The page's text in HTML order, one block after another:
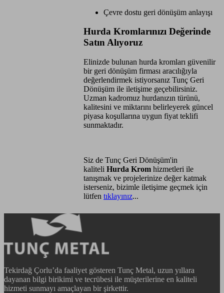
Çevre dostu geri dönüşüm anlayışı
Hurda Kromlarınızı Değerinde
Satın Alıyoruz
Elinizde bulunan hurda kromları güvenilir
bir geri dönüşüm firması aracılığıyla
değerlendirmek istiyorsanız Tunç Geri
Dönüşüm ile iletişime geçebilirsiniz.
Uzman kadromuz hurdanızın türünü,
kalitesini ve miktarını belirleyerek güncel
piyasa koşullarına uygun fiyat teklifi
sunmaktadır.
Siz de Tunç Geri Dönüşüm'in
kaliteliHurda Kromhizmetleri ile
tanışmak ve projelerinize değer katmak
isterseniz, bizimle iletişime geçmek için
lütfentıklayınız...
Tekirdağ Çorlu’da faaliyet gösteren Tunç Metal, uzun yıllara
dayanan bilgi birikimi ve tecrübesi ile müşterilerine en kaliteli
hizmeti sunmayı amaçlayan bir şirkettir.